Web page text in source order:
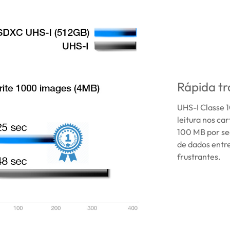
Rápida
UHS-I Classe
leitura nos
100 MB por
de dados
frustrantes.